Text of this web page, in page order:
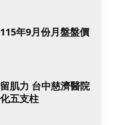
年9月份月盤盤價
肌力 台中慈濟醫院
五支柱